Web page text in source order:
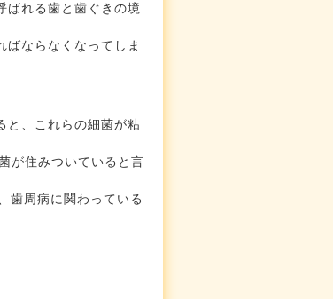
ばれる歯と歯ぐきの境
ばならなくなってしま
と、これらの細菌が粘
が住みついていると言
歯周病に関わっている